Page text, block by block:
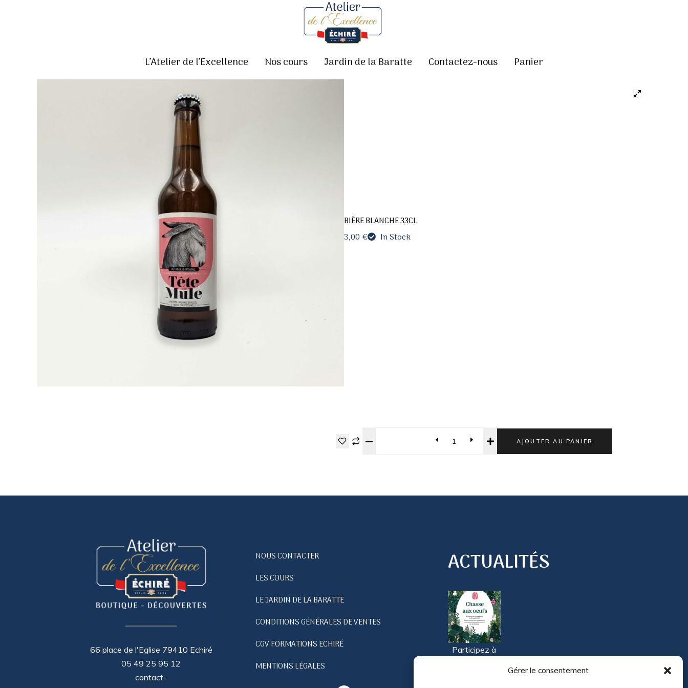
Gérer le consentement
L’Atelier de l’Excellence Nos cours Jardin de la Baratte Contactez-nous Panier
BIÈRE BLANCHE 33CL
3,00 € In Stock
AJOUTER AU PANIER
66 place de l'Eglise 79410 Echiré
05 49 25 95 12
contact-
NOUS CONTACTER
LES COURS
LE JARDIN DE LA BARATTE
CONDITIONS GÉNÉRALES DE VENTES
CGV FORMATIONS ECHIRÉ
MENTIONS LÉGALES
ACTUALITÉS
Participez à